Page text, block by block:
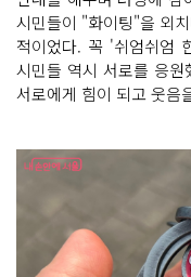
시민들이 "화이팅"을 외
적이었다. 꼭 '쉬엄쉬엄
시민들 역시 서로를 응
서로에게 힘이 되고 웃음